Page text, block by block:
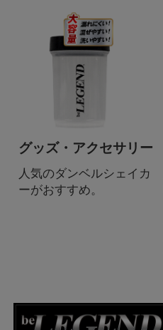
グッズ・アクセサリー
人気のダンベルシェイカ
ーがおすすめ。